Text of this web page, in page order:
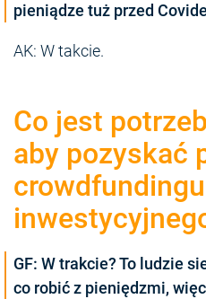
pieniądze tuż przed
AK: W takcie.
Co jest
aby pozyskać
crowdfundingu
GF: W trakcie? To ludzie
co robić z pieniędzmi,